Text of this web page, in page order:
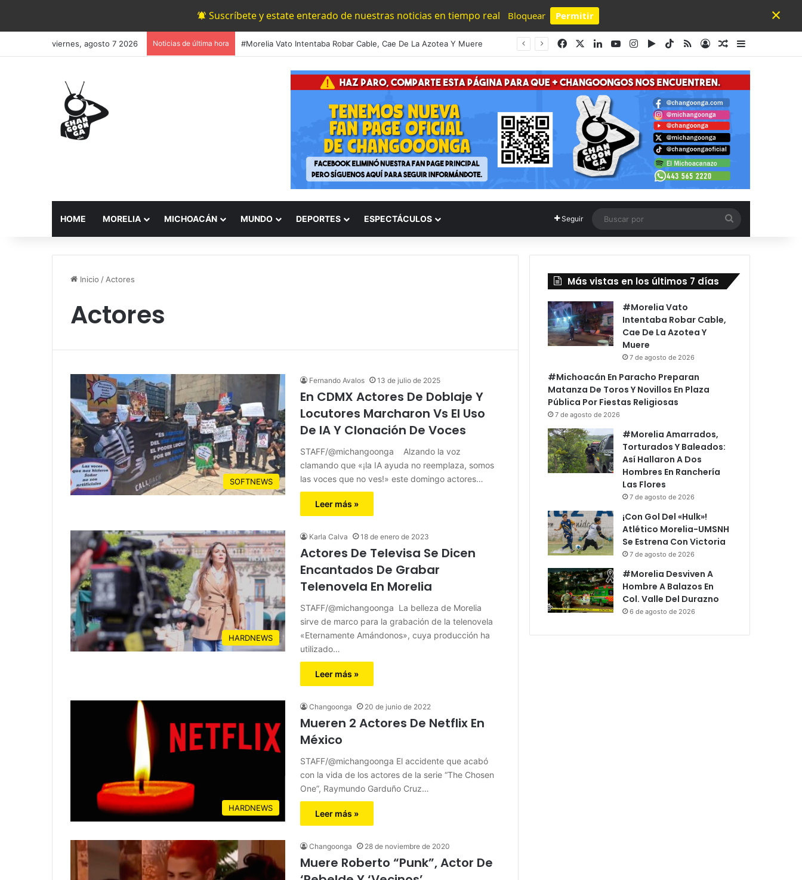
Suscríbete y estate enterado de nuestras noticias en tiempo real Bloquear Permitir
Powered by SendPulse
×
viernes, agosto 7 2026 Noticias de última hora FacebookLinkedInYouTubeInstagram
Google Play
TikTok
RSS AccesoPublicación al
HOME MORELIA MICHOACÁN MUNDO DEPORTES ESPECTÁCULOS Seguir
por
Inicio / Actores
Actores
SOFTNEWS
Fernando Avalos 13 de julio de 2025
En CDMX Actores De Doblaje Y
Locutores Marcharon Vs El Uso
De IA Y Clonación De Voces
STAFF/@michangoonga Alzando la voz
clamando que «¡la IA ayuda no reemplaza, somos
las voces que no ves!» este domingo actores…
Leer más »
HARDNEWS
Karla Calva 18 de enero de 2023
Actores De Televisa Se Dicen
Encantados De Grabar
Telenovela En Morelia
STAFF/@michangoonga La belleza de Morelia
sirve de marco para la grabación de la telenovela
«Eternamente Amándonos», cuya producción ha
utilizado…
Leer más »
HARDNEWS
Changoonga 20 de junio de 2022
Mueren 2 Actores De Netflix En
México
STAFF/@michangoonga El accidente que acabó
con la vida de los actores de la serie “The Chosen
One”, Raymundo Garduño Cruz…
Leer más »
Changoonga 28 de noviembre de 2020
Muere Roberto “Punk”, Actor De
Más vistas en los últimos 7 días
#Morelia Vato
Intentaba Robar Cable,
Cae De La Azotea Y
Muere
7 de agosto de 2026
#Michoacán En Paracho Preparan
Matanza De Toros Y Novillos En Plaza
Pública Por Fiestas Religiosas
7 de agosto de 2026
#Morelia Amarrados,
Torturados Y Baleados:
Así Hallaron A Dos
Hombres En Ranchería
Las Flores
7 de agosto de 2026
¡Con Gol Del «Hulk»!
Atlético Morelia-UMSNH
Se Estrena Con Victoria
7 de agosto de 2026
#Morelia Desviven A
Hombre A Balazos En
Col. Valle Del Durazno
6 de agosto de 2026